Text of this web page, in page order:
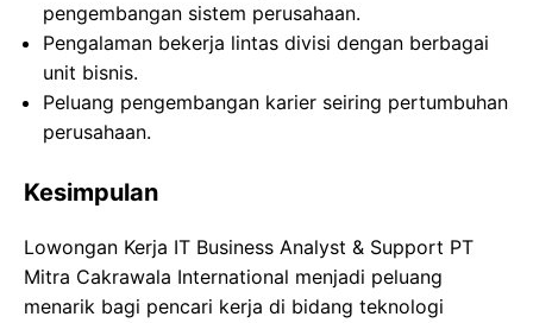
pengembangan sistem perusahaan.
Pengalaman bekerja lintas divisi dengan berbagai
unit bisnis.
Peluang pengembangan karier seiring pertumbuhan
perusahaan.
Kesimpulan
Lowongan Kerja IT Business Analyst & Support PT
Mitra Cakrawala International menjadi peluang
menarik bagi pencari kerja di bidang teknologi